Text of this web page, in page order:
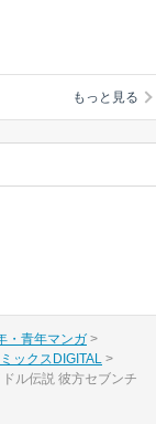
もっと見る
・青年マンガ
ックスDIGITAL
ル伝説 彼方セブンチ